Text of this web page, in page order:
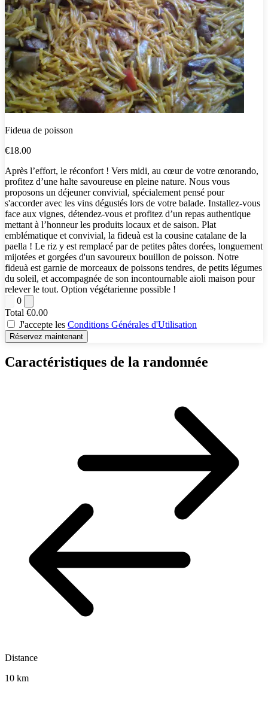
Fideua de poisson
€18.00
Après l’effort, le réconfort ! Vers midi, au cœur de votre œnorando,
profitez d’une halte savoureuse en pleine nature. Nous vous
proposons un déjeuner convivial, spécialement pensé pour
s'accorder avec les vins dégustés lors de votre balade. Installez-vous
face aux vignes, détendez-vous et profitez d’un repas authentique
mettant à l’honneur les produits locaux et de saison. Plat
emblématique et convivial, la fideuà est la cousine catalane de la
paella ! Le riz y est remplacé par de petites pâtes dorées, longuement
mijotées et gorgées d'un savoureux bouillon de poisson. Notre
fideuà est garnie de morceaux de poissons tendres, de petits légumes
du soleil, et accompagnée de son incontournable aïoli maison pour
relever le tout. Option végétarienne possible !
0
Total €0.00
J'accepte les Conditions Générales d'Utilisation
Réservez maintenant
Caractéristiques de la randonnée
Distance
10 km